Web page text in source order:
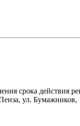
срока действия
ул. Бумажников,